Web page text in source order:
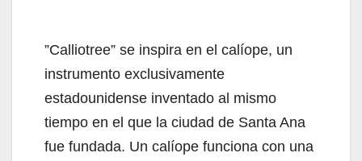
​”Calliotree” se inspira en el calíope, un
instrumento exclusivamente
estadounidense inventado al mismo
tiempo en el que la ciudad de Santa Ana
fue fundada. Un calíope funciona con una